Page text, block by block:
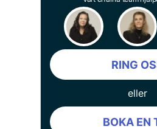
RING
eller
BOKA EN